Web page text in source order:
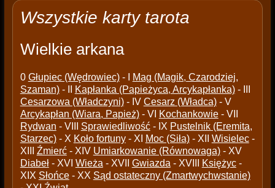
Wszystkie karty tarota
Wielkie arkana
0 Głupiec (Wędrowiec)- I
Mag (Magik, Czarodziej,
Szaman)- II Kapłanka (Papieżyca, Arcykapłanka)- III
Cesarzowa (Władczyni)- IV Cesarz (Władca)- V
Arcykapłan (Wiara, Papież)- VI Kochankowie- VII
Rydwan - VIII Sprawiedliwość- IX Pustelnik (Eremita,
Starzec)- X Koło fortuny- XI Moc (Siła)- XII Wisielec-
XIII Źmierć- XIV Umiarkowanie (Równowaga)- XV
Diabeł- XVI Wieża - XVII Gwiazda - XVIII Księżyc-
XIX Słońce- XX Sąd ostateczny (Zmartwychwstanie)